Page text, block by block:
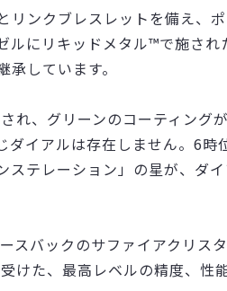
リンクブレスレットを備え、
ルにリキッドメタル™で施され
しています。
れ、グリーンのコーティング
ダイアルは存在しません。6時
ステレーション」の星が、ダ
スバックのサファイアクリス
けた、最高レベルの精度、性